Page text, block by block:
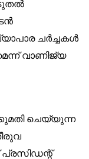
ചർച്ചകൾ
വാണിജ്യ
ചെയ്യുന്ന